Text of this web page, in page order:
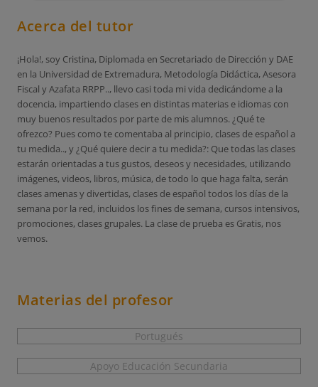
Acerca del tutor
¡Hola!, soy Cristina, Diplomada en Secretariado de Dirección y DAE
en la Universidad de Extremadura, Metodología Didáctica, Asesora
Fiscal y Azafata RRPP.., llevo casi toda mi vida dedicándome a la
docencia, impartiendo clases en distintas materias e idiomas con
muy buenos resultados por parte de mis alumnos. ¿Qué te
ofrezco? Pues como te comentaba al principio, clases de español a
tu medida.., y ¿Qué quiere decir a tu medida?: Que todas las clases
estarán orientadas a tus gustos, deseos y necesidades, utilizando
imágenes, videos, libros, música, de todo lo que haga falta, serán
clases amenas y divertidas, clases de español todos los días de la
semana por la red, incluidos los fines de semana, cursos intensivos,
promociones, clases grupales. La clase de prueba es Gratis, nos
vemos.
Materias del profesor
Portugués
Apoyo Educación Secundaria